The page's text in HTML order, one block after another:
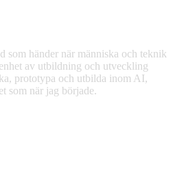
som händer när människa och teknik
av utbildning och utveckling
prototypa och utbilda inom AI,
som när jag började.